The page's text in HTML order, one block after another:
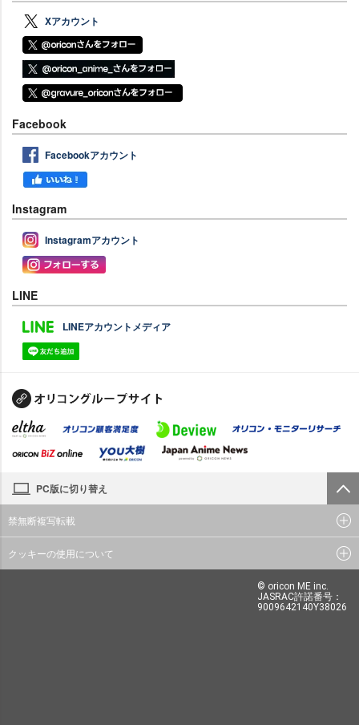
Xアカウント
Facebook
Facebookアカウント
Instagram
Instagramアカウント
LINE
LINEアカウントメディア
PC版に切り替え
禁無断複写転載
クッキーの使用について
© oricon ME inc.
JASRAC許諾番号：
9009642140Y38026